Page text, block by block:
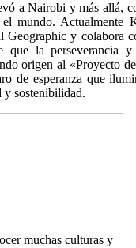
a Nairobi y más allá,
mundo. Actualmente
Geographic y colabora
que la perseverancia
origen al «Proyecto
de esperanza que
y sostenibilidad.
muchas culturas y